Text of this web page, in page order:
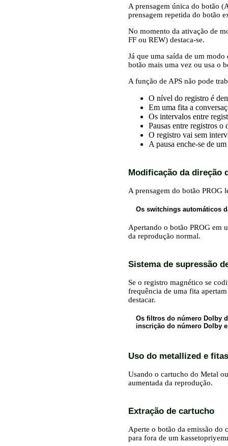
A prensagem única do botão
prensagem repetida do botão
No momento da ativação de
FF ou REW) destaca-se.
Já que uma saída de um
botão mais uma vez ou usa o
A função de APS não pode
O nível do registro é
Em uma fita a
Os intervalos entre
Pausas entre registros o
O registro vai sem
A pausa enche-se de
Modificação da direção
A prensagem do botão PROG
Os switchings automáticos
Apertando o botão PROG em
da reprodução normal.
Sistema de supressão
Se o registro magnético se
frequência de uma fita
destacar.
Os filtros do número Dolby
inscrição do número Dolby
Uso do metallized e
Usando o cartucho do Metal
aumentada da reprodução.
Extração de cartucho
Aperte o botão da emissão do
para fora de um